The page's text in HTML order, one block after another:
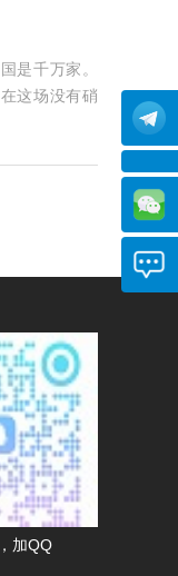
是千万家。
这场没有硝
加QQ